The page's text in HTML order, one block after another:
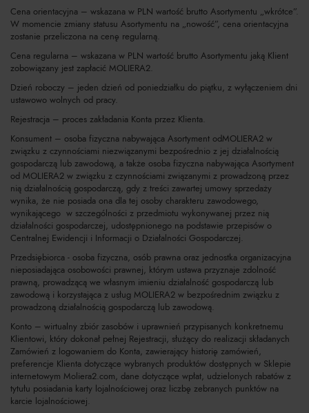
Cena orientacyjna – wskazana w PLN wartość brutto Asortymentu „wkrótce”.
W momencie zmiany statusu Asortymentu na „nowość”, cena orientacyjna
zostanie przeliczona na cenę regularną.
Cena regularna – wskazana w PLN wartość brutto Asortymentu jaką Klient
zobowiązany jest zapłacić MOLIERA2.
Dzień roboczy – jeden dzień od poniedziałku do piątku, z wyłączeniem dni
ustawowo wolnych od pracy.
Rejestracja – proces zakładania Konta przez Klienta.
Konsument – osoba fizyczna nabywająca Asortyment odMOLIERA2 w
związku z czynnościami niezwiązanymi bezpośrednio z jej działalnością
gospodarczą lub zawodową, a także osoba fizyczna nabywająca Asortyment
od MOLIERA2 w związku z czynnościami związanymi z prowadzoną przez
nią działalnością gospodarczą, gdy z treści zawartej umowy sprzedaży
wynika, że nie posiada ona dla tej osoby charakteru zawodowego,
wynikającego w szczególności z przedmiotu wykonywanej przez nią
działalności gospodarczej, udostępnionego na podstawie przepisów o
Centralnej Ewidencji i Informacji o Działalności Gospodarczej.
Przedsiębiorca - osoba fizyczna, osób prawna oraz jednostka organizacyjna
nieposiadająca osobowości prawnej, którym ustawa przyznaje zdolność
prawną, prowadzącą we własnym imieniu działalność gospodarczą lub
zawodową i korzystająca z usług MOLIERA2 w bezpośrednim związku z
prowadzoną działalnością gospodarczą lub zawodową.
Konto – wirtualny zbiór zasobów i uprawnień przypisanych konkretnemu
Klientowi, który dokonał pełnej Rejestracji, służący do realizacji składanych
Zamówień z logowaniem do Konta, zawierający historię zamówień,
preferencje Klienta dotyczące wybranych produktów dostępnych w Sklepie
internetowym Moliera2.com, dane dotyczące wpłat, udzielonych rabatów z
tytułu posiadania karty lojalnościowej oraz liczbę zebranych punktów na
karcie lojalnościowej.